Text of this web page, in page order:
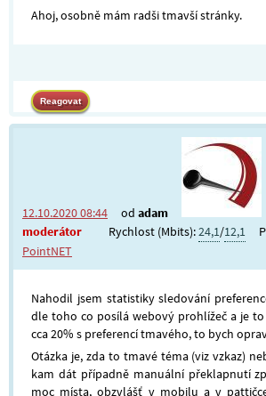
Ahoj, osobně mám radši tmavší stránky.
12.10.2020 08:44 od adam
moderátor
Rychlost (Mbits):24,1/12,1
PointNET
Nahodil jsem statistiky sledování
dle toho co posílá webový prohlížeč a je
cca 20% s preferencí tmavého, to bych
Otázka je, zda to tmavé téma (viz vzkaz)
kam dát případně manuální překlapnutí
moc místa, obzvlášť v mobilu a v